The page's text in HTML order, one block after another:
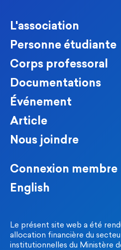
L'association
Personne étudiante
Corps professoral
Documentations
Événement
Article
Nous joindre
Connexion membre
English
Le présent site web a été
allocation financière du
institutionnelles du Ministère